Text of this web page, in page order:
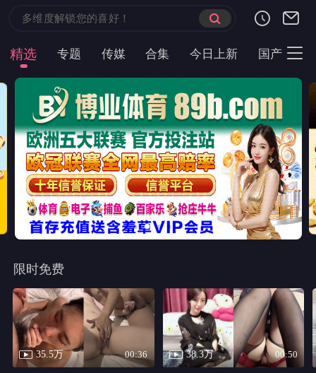
精选 专题 传媒 合集 今日上新 国产
限时免费
35.5万 00:36 38.3万 00:50